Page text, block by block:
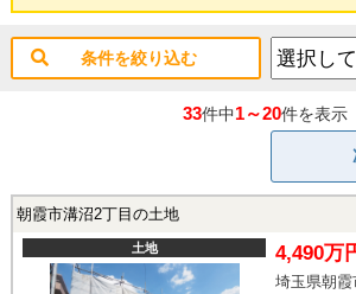
条件を絞り込む
33件中1～20件を表示
朝霞市溝沼2丁目の土地
土地 4,490万
埼玉県朝霞